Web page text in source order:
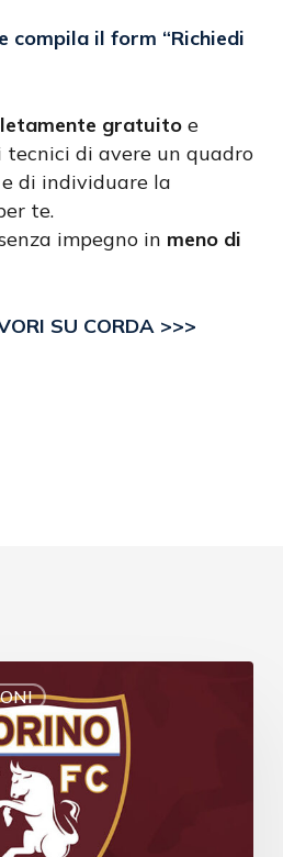
compila il form “Richiedi
gratuitoe
di avere un quadro
di individuare la
te.
impegno in meno di
SU CORDA >>>